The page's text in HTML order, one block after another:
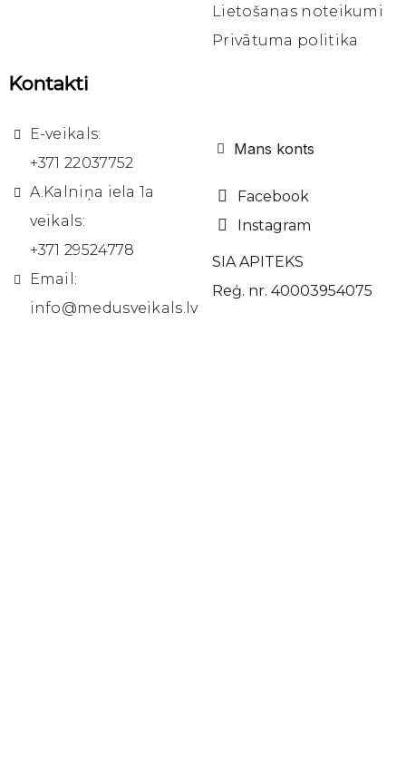
Lietošanas noteikumi
Privātuma politika
Kontakti
E-veikals:
+371 22037752
A.Kalniņa iela 1a
veikals:
+371 29524778
Email:
info@medusveikals.lv
Mans konts
Facebook
Instagram
SIA APITEKS
Reģ. nr. 40003954075